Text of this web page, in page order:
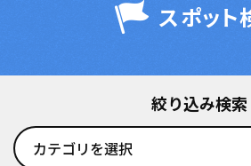
スポット
絞り込み検索
カテゴリを選択